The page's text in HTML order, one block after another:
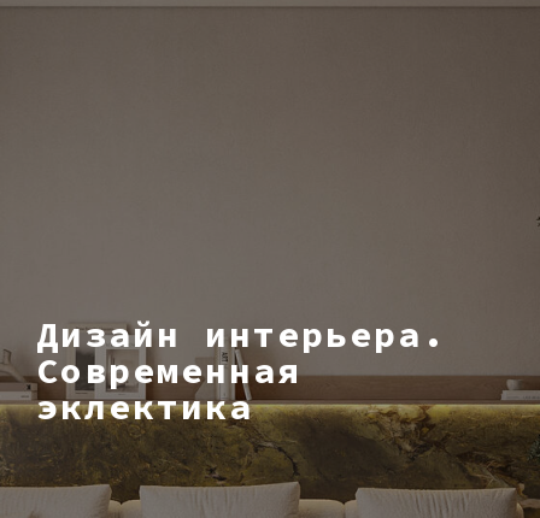
Дизайн интерьера.
Современная
эклектика